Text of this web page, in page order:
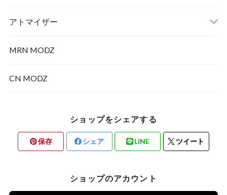
アトマイザー
RDA
MRN MODZ
CN MODZ
ショップをシェアする
保存 シェア LINE ツイート
ショップのアカウント